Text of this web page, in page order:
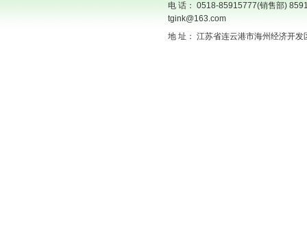
电 话： 0518-85915777(销售部)
tgink@163.com
地 址： 江苏省连云港市海州经济开